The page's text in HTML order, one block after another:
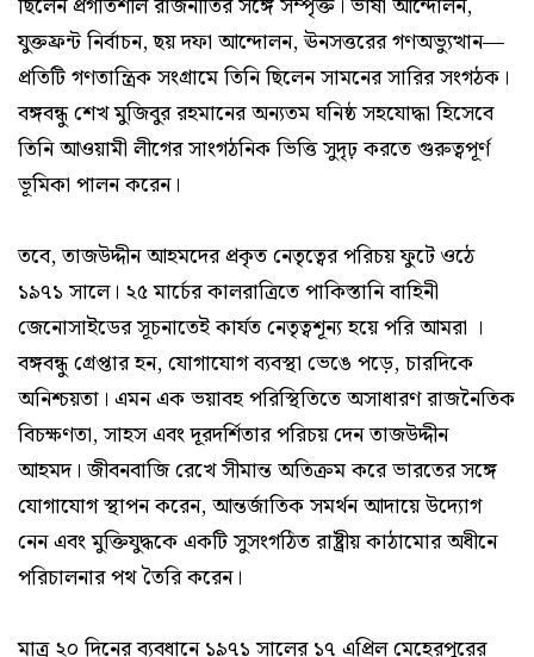
ছিলেন প্রগতিশীল রাজনীতির সঙ্গে সম্পৃক্ত। ভাষা আন্দোলন,
যুক্তফ্রন্ট নির্বাচন, ছয় দফা আন্দোলন, ঊনসত্তরের গণঅভ্যুত্থান—
প্রতিটি গণতান্ত্রিক সংগ্রামে তিনি ছিলেন সামনের সারির সংগঠক।
বঙ্গবন্ধু শেখ মুজিবুর রহমানের অন্যতম ঘনিষ্ঠ সহযোদ্ধা হিসেবে
তিনি আওয়ামী লীগের সাংগঠনিক ভিত্তি সুদৃঢ় করতে গুরুত্বপূর্ণ
ভূমিকা পালন করেন।
তবে, তাজউদ্দীন আহমদের প্রকৃত নেতৃত্বের পরিচয় ফুটে ওঠে
১৯৭১ সালে। ২৫ মার্চের কালরাত্রিতে পাকিস্তানি বাহিনী
জেনোসাইডের সূচনাতেই কার্যত নেতৃত্বশূন্য হয়ে পরি আমরা ।
বঙ্গবন্ধু গ্রেপ্তার হন, যোগাযোগ ব্যবস্থা ভেঙে পড়ে, চারদিকে
অনিশ্চয়তা। এমন এক ভয়াবহ পরিস্থিতিতে অসাধারণ রাজনৈতিক
বিচক্ষণতা, সাহস এবং দূরদর্শিতার পরিচয় দেন তাজউদ্দীন
আহমদ। জীবনবাজি রেখে সীমান্ত অতিক্রম করে ভারতের সঙ্গে
যোগাযোগ স্থাপন করেন, আন্তর্জাতিক সমর্থন আদায়ে উদ্যোগ
নেন এবং মুক্তিযুদ্ধকে একটি সুসংগঠিত রাষ্ট্রীয় কাঠামোর অধীনে
পরিচালনার পথ তৈরি করেন।
মাত্র ২০ দিনের ব্যবধানে ১৯৭১ সালের ১৭ এপ্রিল মেহেরপুরের